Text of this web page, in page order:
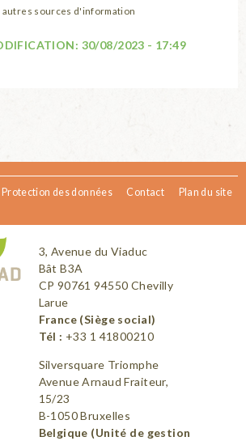
autres sources d'information
30/08/2023 - 17:49
Protection des données Contact Plan du site
3, Avenue du Viaduc
Bât B3A
CP 90761 94550 Chevilly
Larue
France (Siège social)
Tél : +33 1 41800210
Silversquare Triomphe
Avenue Arnaud Fraiteur,
15/23
B-1050 Bruxelles
Belgique (Unité de gestion